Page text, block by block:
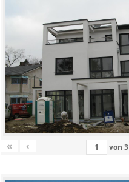
« ‹ von3